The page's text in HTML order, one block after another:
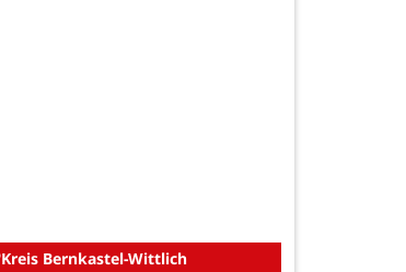
Kreis Bernkastel-Wittlich